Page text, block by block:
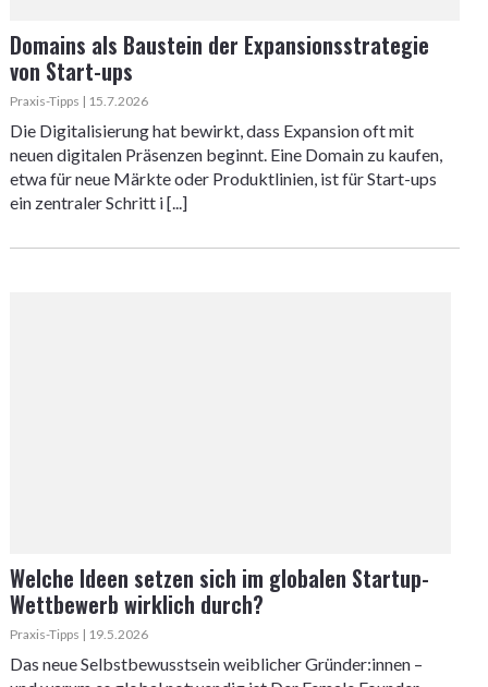
Domains als Baustein der Expansionsstrategie
von Start-ups
Praxis-Tipps | 15.7.2026
Die Digitalisierung hat bewirkt, dass Expansion oft mit
neuen digitalen Präsenzen beginnt. Eine Domain zu kaufen,
etwa für neue Märkte oder Produktlinien, ist für Start-ups
ein zentraler Schritt i [...]
Welche Ideen setzen sich im globalen Startup-
Wettbewerb wirklich durch?
Praxis-Tipps | 19.5.2026
Das neue Selbstbewusstsein weiblicher Gründer:innen –